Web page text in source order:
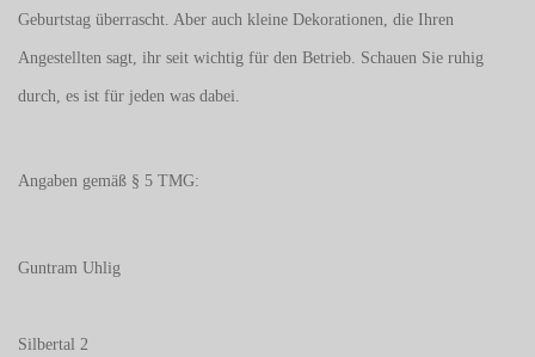
Geburtstag überrascht. Aber auch kleine Dekorationen, die Ihren
Angestellten sagt, ihr seit wichtig für den Betrieb. Schauen Sie ruhig
durch, es ist für jeden was dabei.
Angaben gemäß § 5 TMG:
Guntram Uhlig
Silbertal 2